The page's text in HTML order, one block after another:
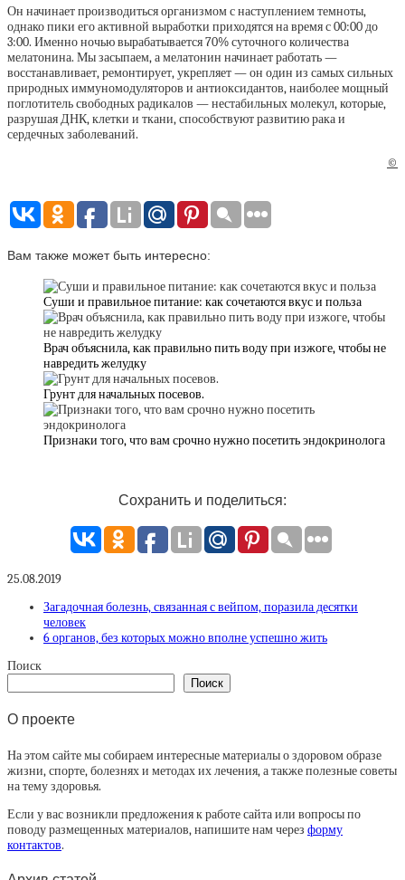
Он начинает производиться организмом с наступлением темноты,
однако пики его активной выработки приходятся на время с 00:00 до
3:00. Именно ночью вырабатывается 70% суточного количества
мелатонина. Мы засыпаем, а мелатонин начинает работать —
восстанавливает, ремонтирует, укрепляет — он один из самых сильных
природных иммуномодуляторов и антиоксидантов, наиболее мощный
поглотитель свободных радикалов — нестабильных молекул, которые,
разрушая ДНК, клетки и ткани, способствуют развитию рака и
сердечных заболеваний.
©
Вам также может быть интересно:
Суши и правильное питание: как сочетаются вкус и польза
Врач объяснила, как правильно пить воду при изжоге, чтобы не
навредить желудку
Грунт для начальных посевов.
Признаки того, что вам срочно нужно посетить эндокринолога
Сохранить и поделиться:
25.08.2019
Загадочная болезнь, связанная с вейпом, поразила десятки
человек
6 органов, без которых можно вполне успешно жить
Поиск
Поиск
О проекте
На этом сайте мы собираем интересные материалы о здоровом образе
жизни, спорте, болезнях и методах их лечения, а также полезные советы
на тему здоровья.
Если у вас возникли предложения к работе сайта или вопросы по
поводу размещенных материалов, напишите нам через форму
контактов.